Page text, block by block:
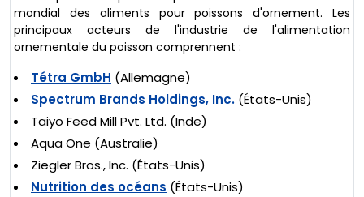
mondial des aliments pour poissons d'ornement. Les
principaux acteurs de l'industrie de l'alimentation
ornementale du poisson comprennent :
Tétra GmbH (Allemagne)
Spectrum Brands Holdings, Inc. (États-Unis)
Taiyo Feed Mill Pvt. Ltd. (Inde)
Aqua One (Australie)
Ziegler Bros., Inc. (États-Unis)
Nutrition des océans (États-Unis)